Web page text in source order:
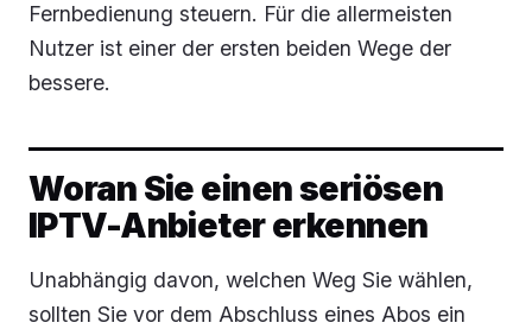
Fernbedienung steuern. Für die allermeisten
Nutzer ist einer der ersten beiden Wege der
bessere.
Woran Sie einen seriösen
IPTV-Anbieter erkennen
Unabhängig davon, welchen Weg Sie wählen,
sollten Sie vor dem Abschluss eines Abos ein